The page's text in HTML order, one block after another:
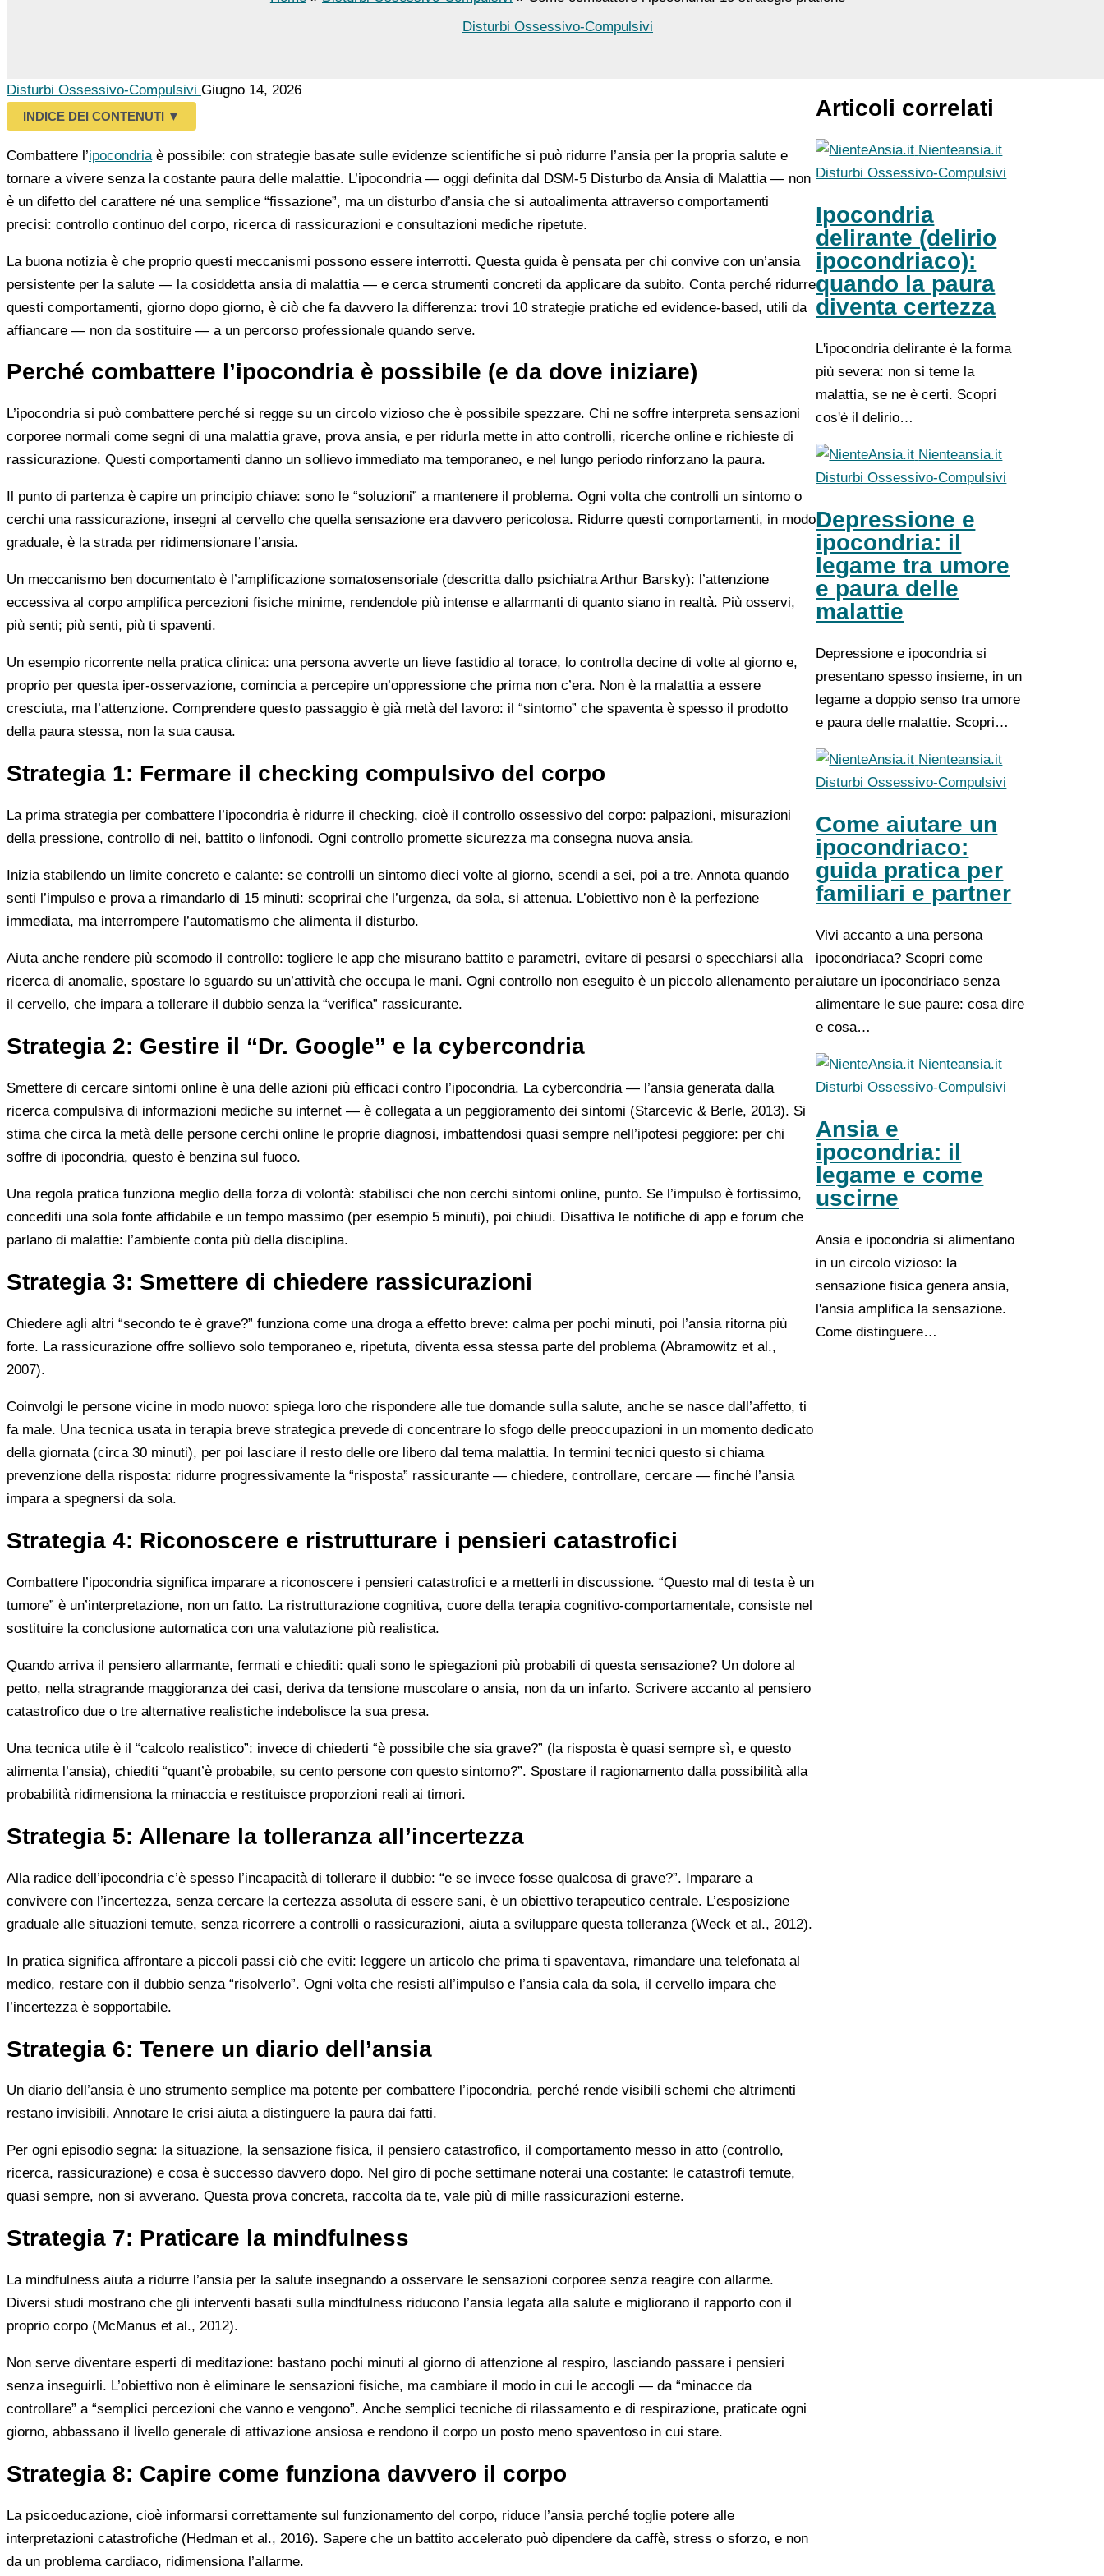
Disturbi Ossessivo-Compulsivi
Disturbi Ossessivo-Compulsivi Giugno 14, 2026
INDICE DEI CONTENUTI ▼
Combattere l’ipocondria è possibile: con strategie basate sulle evidenze scientifiche si può ridurre l’ansia per la propria salute e
tornare a vivere senza la costante paura delle malattie. L’ipocondria — oggi definita dal DSM-5 Disturbo da Ansia di Malattia — non
è un difetto del carattere né una semplice “fissazione”, ma un disturbo d’ansia che si autoalimenta attraverso comportamenti
precisi: controllo continuo del corpo, ricerca di rassicurazioni e consultazioni mediche ripetute.
La buona notizia è che proprio questi meccanismi possono essere interrotti. Questa guida è pensata per chi convive con un’ansia
persistente per la salute — la cosiddetta ansia di malattia — e cerca strumenti concreti da applicare da subito. Conta perché ridurre
questi comportamenti, giorno dopo giorno, è ciò che fa davvero la differenza: trovi 10 strategie pratiche ed evidence-based, utili da
affiancare — non da sostituire — a un percorso professionale quando serve.
Perché combattere l’ipocondria è possibile (e da dove iniziare)
L’ipocondria si può combattere perché si regge su un circolo vizioso che è possibile spezzare. Chi ne soffre interpreta sensazioni
corporee normali come segni di una malattia grave, prova ansia, e per ridurla mette in atto controlli, ricerche online e richieste di
rassicurazione. Questi comportamenti danno un sollievo immediato ma temporaneo, e nel lungo periodo rinforzano la paura.
Il punto di partenza è capire un principio chiave: sono le “soluzioni” a mantenere il problema. Ogni volta che controlli un sintomo o
cerchi una rassicurazione, insegni al cervello che quella sensazione era davvero pericolosa. Ridurre questi comportamenti, in modo
graduale, è la strada per ridimensionare l’ansia.
Un meccanismo ben documentato è l’amplificazione somatosensoriale (descritta dallo psichiatra Arthur Barsky): l’attenzione
eccessiva al corpo amplifica percezioni fisiche minime, rendendole più intense e allarmanti di quanto siano in realtà. Più osservi,
più senti; più senti, più ti spaventi.
Un esempio ricorrente nella pratica clinica: una persona avverte un lieve fastidio al torace, lo controlla decine di volte al giorno e,
proprio per questa iper-osservazione, comincia a percepire un’oppressione che prima non c’era. Non è la malattia a essere
cresciuta, ma l’attenzione. Comprendere questo passaggio è già metà del lavoro: il “sintomo” che spaventa è spesso il prodotto
della paura stessa, non la sua causa.
Strategia 1: Fermare il checking compulsivo del corpo
La prima strategia per combattere l’ipocondria è ridurre il checking, cioè il controllo ossessivo del corpo: palpazioni, misurazioni
della pressione, controllo di nei, battito o linfonodi. Ogni controllo promette sicurezza ma consegna nuova ansia.
Inizia stabilendo un limite concreto e calante: se controlli un sintomo dieci volte al giorno, scendi a sei, poi a tre. Annota quando
senti l’impulso e prova a rimandarlo di 15 minuti: scoprirai che l’urgenza, da sola, si attenua. L’obiettivo non è la perfezione
immediata, ma interrompere l’automatismo che alimenta il disturbo.
Aiuta anche rendere più scomodo il controllo: togliere le app che misurano battito e parametri, evitare di pesarsi o specchiarsi alla
ricerca di anomalie, spostare lo sguardo su un’attività che occupa le mani. Ogni controllo non eseguito è un piccolo allenamento per
il cervello, che impara a tollerare il dubbio senza la “verifica” rassicurante.
Strategia 2: Gestire il “Dr. Google” e la cybercondria
Smettere di cercare sintomi online è una delle azioni più efficaci contro l’ipocondria. La cybercondria — l’ansia generata dalla
ricerca compulsiva di informazioni mediche su internet — è collegata a un peggioramento dei sintomi (Starcevic & Berle, 2013). Si
stima che circa la metà delle persone cerchi online le proprie diagnosi, imbattendosi quasi sempre nell’ipotesi peggiore: per chi
soffre di ipocondria, questo è benzina sul fuoco.
Una regola pratica funziona meglio della forza di volontà: stabilisci che non cerchi sintomi online, punto. Se l’impulso è fortissimo,
concediti una sola fonte affidabile e un tempo massimo (per esempio 5 minuti), poi chiudi. Disattiva le notifiche di app e forum che
parlano di malattie: l’ambiente conta più della disciplina.
Strategia 3: Smettere di chiedere rassicurazioni
Chiedere agli altri “secondo te è grave?” funziona come una droga a effetto breve: calma per pochi minuti, poi l’ansia ritorna più
forte. La rassicurazione offre sollievo solo temporaneo e, ripetuta, diventa essa stessa parte del problema (Abramowitz et al.,
2007).
Coinvolgi le persone vicine in modo nuovo: spiega loro che rispondere alle tue domande sulla salute, anche se nasce dall’affetto, ti
fa male. Una tecnica usata in terapia breve strategica prevede di concentrare lo sfogo delle preoccupazioni in un momento dedicato
della giornata (circa 30 minuti), per poi lasciare il resto delle ore libero dal tema malattia. In termini tecnici questo si chiama
prevenzione della risposta: ridurre progressivamente la “risposta” rassicurante — chiedere, controllare, cercare — finché l’ansia
impara a spegnersi da sola.
Strategia 4: Riconoscere e ristrutturare i pensieri catastrofici
Combattere l’ipocondria significa imparare a riconoscere i pensieri catastrofici e a metterli in discussione. “Questo mal di testa è un
tumore” è un’interpretazione, non un fatto. La ristrutturazione cognitiva, cuore della terapia cognitivo-comportamentale, consiste nel
sostituire la conclusione automatica con una valutazione più realistica.
Quando arriva il pensiero allarmante, fermati e chiediti: quali sono le spiegazioni più probabili di questa sensazione? Un dolore al
petto, nella stragrande maggioranza dei casi, deriva da tensione muscolare o ansia, non da un infarto. Scrivere accanto al pensiero
catastrofico due o tre alternative realistiche indebolisce la sua presa.
Una tecnica utile è il “calcolo realistico”: invece di chiederti “è possibile che sia grave?” (la risposta è quasi sempre sì, e questo
alimenta l’ansia), chiediti “quant’è probabile, su cento persone con questo sintomo?”. Spostare il ragionamento dalla possibilità alla
probabilità ridimensiona la minaccia e restituisce proporzioni reali ai timori.
Strategia 5: Allenare la tolleranza all’incertezza
Alla radice dell’ipocondria c’è spesso l’incapacità di tollerare il dubbio: “e se invece fosse qualcosa di grave?”. Imparare a
convivere con l’incertezza, senza cercare la certezza assoluta di essere sani, è un obiettivo terapeutico centrale. L’esposizione
graduale alle situazioni temute, senza ricorrere a controlli o rassicurazioni, aiuta a sviluppare questa tolleranza (Weck et al., 2012).
In pratica significa affrontare a piccoli passi ciò che eviti: leggere un articolo che prima ti spaventava, rimandare una telefonata al
medico, restare con il dubbio senza “risolverlo”. Ogni volta che resisti all’impulso e l’ansia cala da sola, il cervello impara che
l’incertezza è sopportabile.
Strategia 6: Tenere un diario dell’ansia
Un diario dell’ansia è uno strumento semplice ma potente per combattere l’ipocondria, perché rende visibili schemi che altrimenti
restano invisibili. Annotare le crisi aiuta a distinguere la paura dai fatti.
Per ogni episodio segna: la situazione, la sensazione fisica, il pensiero catastrofico, il comportamento messo in atto (controllo,
ricerca, rassicurazione) e cosa è successo davvero dopo. Nel giro di poche settimane noterai una costante: le catastrofi temute,
quasi sempre, non si avverano. Questa prova concreta, raccolta da te, vale più di mille rassicurazioni esterne.
Strategia 7: Praticare la mindfulness
La mindfulness aiuta a ridurre l’ansia per la salute insegnando a osservare le sensazioni corporee senza reagire con allarme.
Diversi studi mostrano che gli interventi basati sulla mindfulness riducono l’ansia legata alla salute e migliorano il rapporto con il
proprio corpo (McManus et al., 2012).
Non serve diventare esperti di meditazione: bastano pochi minuti al giorno di attenzione al respiro, lasciando passare i pensieri
senza inseguirli. L’obiettivo non è eliminare le sensazioni fisiche, ma cambiare il modo in cui le accogli — da “minacce da
controllare” a “semplici percezioni che vanno e vengono”. Anche semplici tecniche di rilassamento e di respirazione, praticate ogni
giorno, abbassano il livello generale di attivazione ansiosa e rendono il corpo un posto meno spaventoso in cui stare.
Strategia 8: Capire come funziona davvero il corpo
La psicoeducazione, cioè informarsi correttamente sul funzionamento del corpo, riduce l’ansia perché toglie potere alle
interpretazioni catastrofiche (Hedman et al., 2016). Sapere che un battito accelerato può dipendere da caffè, stress o sforzo, e non
da un problema cardiaco, ridimensiona l’allarme.
Articoli correlati
Nienteansia.it
Disturbi Ossessivo-Compulsivi
Ipocondria
delirante (delirio
ipocondriaco):
quando la paura
diventa certezza
L'ipocondria delirante è la forma
più severa: non si teme la
malattia, se ne è certi. Scopri
cos'è il delirio…
Nienteansia.it
Disturbi Ossessivo-Compulsivi
Depressione e
ipocondria: il
legame tra umore
e paura delle
malattie
Depressione e ipocondria si
presentano spesso insieme, in un
legame a doppio senso tra umore
e paura delle malattie. Scopri…
Nienteansia.it
Disturbi Ossessivo-Compulsivi
Come aiutare un
ipocondriaco:
guida pratica per
familiari e partner
Vivi accanto a una persona
ipocondriaca? Scopri come
aiutare un ipocondriaco senza
alimentare le sue paure: cosa dire
e cosa…
Nienteansia.it
Disturbi Ossessivo-Compulsivi
Ansia e
ipocondria: il
legame e come
uscirne
Ansia e ipocondria si alimentano
in un circolo vizioso: la
sensazione fisica genera ansia,
l'ansia amplifica la sensazione.
Come distinguere…